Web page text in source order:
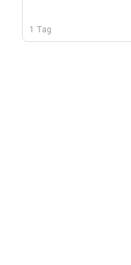
1 Tag